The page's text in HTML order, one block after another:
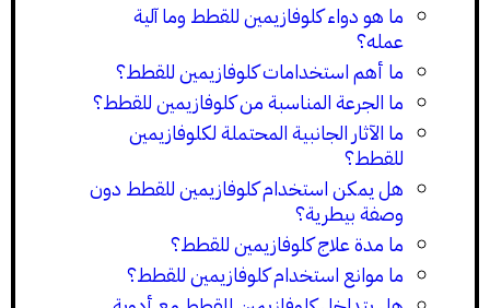
ما هو دواء كلوفازيمين للقطط وما آلية
عمله؟
ما أهم استخدامات كلوفازيمين للقطط؟
ما الجرعة المناسبة من كلوفازيمين للقطط؟
ما الآثار الجانبية المحتملة لكلوفازيمين
للقطط؟
هل يمكن استخدام كلوفازيمين للقطط دون
وصفة بيطرية؟
ما مدة علاج كلوفازيمين للقطط؟
ما موانع استخدام كلوفازيمين للقطط؟